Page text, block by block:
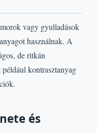
vagy gyulladások
használnak. A
de ritkán
kontrasztanyag
és